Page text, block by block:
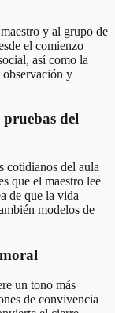
y al grupo de
el comienzo
así como la
y
pruebas del
cotidianos del aula
que el maestro lee
de que la vida
modelos de
un tono más
de convivencia